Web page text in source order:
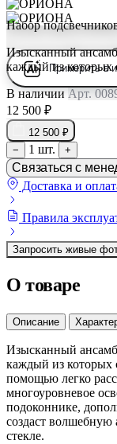
Примерить в
Набор
Изысканный
каждый из которых
В наличии Арт.
12 500 ₽
12 500 ₽
−
1 шт. +
Связаться с
Доставка и
Правила
Запросить живые
О товаре
Описание
Изысканный
каждый из которых
помощью легко
многоуровневое
подоконнике,
создаст волшебную
стекле.